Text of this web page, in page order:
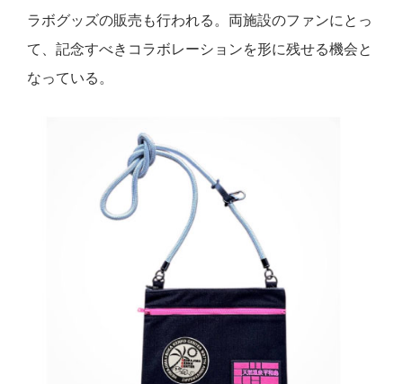
ラボグッズの販売も行われる。両施設のファンにとっ
て、記念すべきコラボレーションを形に残せる機会と
なっている。